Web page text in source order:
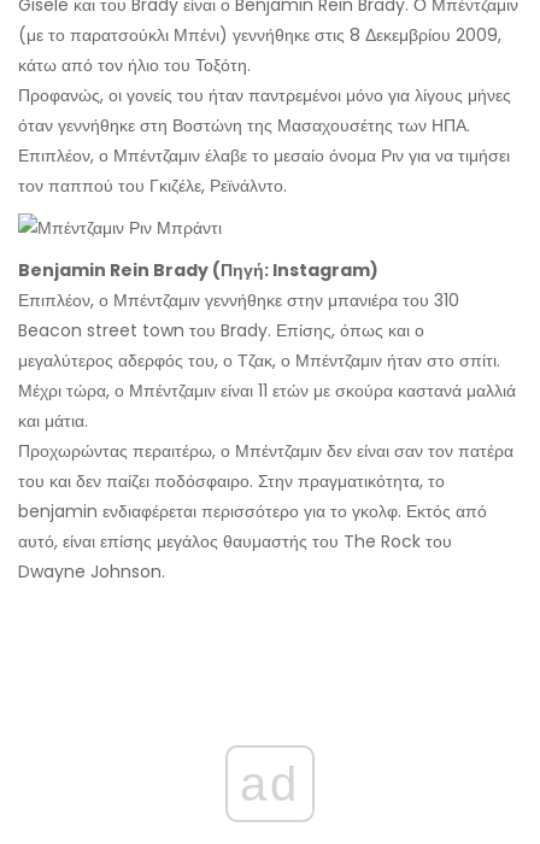
Gisele και του Brady είναι ο Benjamin Rein Brady. Ο Μπέντζαμιν
(με το παρατσούκλι Μπένι) γεννήθηκε στις 8 Δεκεμβρίου 2009,
κάτω από τον ήλιο του Τοξότη.
Προφανώς, οι γονείς του ήταν παντρεμένοι μόνο για λίγους μήνες
όταν γεννήθηκε στη Βοστώνη της Μασαχουσέτης των ΗΠΑ.
Επιπλέον, ο Μπέντζαμιν έλαβε το μεσαίο όνομα Ριν για να τιμήσει
τον παππού του Γκιζέλε, Ρεϊνάλντο.
Benjamin Rein Brady (Πηγή: Instagram)
Επιπλέον, ο Μπέντζαμιν γεννήθηκε στην μπανιέρα του 310
Beacon street town του Brady. Επίσης, όπως και ο
μεγαλύτερος αδερφός του, ο Τζακ, ο Μπέντζαμιν ήταν στο σπίτι.
Μέχρι τώρα, ο Μπέντζαμιν είναι 11 ετών με σκούρα καστανά μαλλιά
και μάτια.
Προχωρώντας περαιτέρω, ο Μπέντζαμιν δεν είναι σαν τον πατέρα
του και δεν παίζει ποδόσφαιρο. Στην πραγματικότητα, το
benjamin ενδιαφέρεται περισσότερο για το γκολφ. Εκτός από
αυτό, είναι επίσης μεγάλος θαυμαστής του The Rock του
Dwayne Johnson.
ad